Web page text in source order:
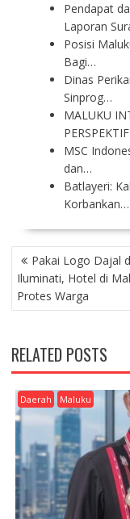
Pendapat
Laporan
Posisi
Bagi…
Dinas
Sinprog…
MALUKU
MSC
dan…
Batlayeri:
Korbankan…
P
O
S
T
A
V
I
G
A
O
N
Pakai Logo Dajal
Iluminati, Hotel di
Protes Warga
RELATED POSTS
Daerah Maluku